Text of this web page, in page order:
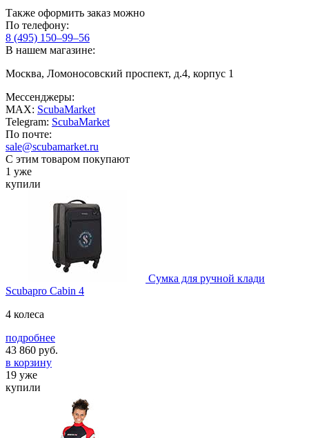
Также оформить заказ можно
По телефону:
8 (495) 150–99–56
В нашем магазине:
Москва, Ломоносовский проспект, д.4, корпус 1
Мессенджеры:
MAX: ScubaMarket
Telegram: ScubaMarket
По почте:
sale@scubamarket.ru
С этим товаром покупают
1 уже
купили
Сумка для ручной клади
Scubapro Cabin 4
4 колеса
подробнее
43 860 руб.
в корзину
19 уже
купили